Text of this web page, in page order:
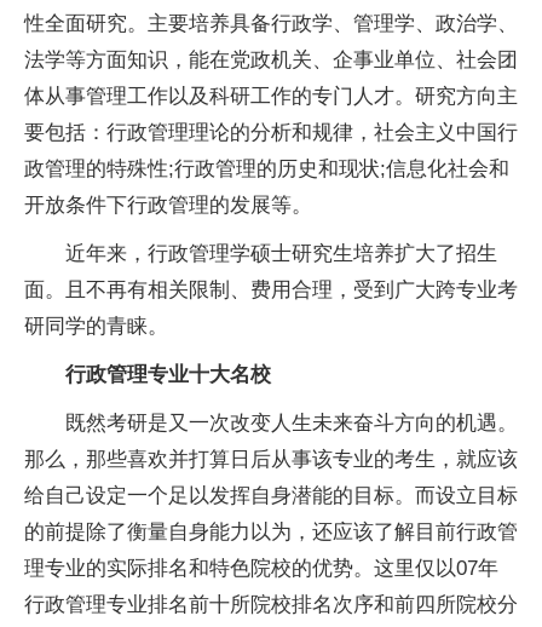
性全面研究。主要培养具备行政学、管理学、政治学、
法学等方面知识，能在党政机关、企事业单位、社会团
体从事管理工作以及科研工作的专门人才。研究方向主
要包括：行政管理理论的分析和规律， 社会主义 中国行
政管理的特殊性;行政管理的历史和现状;信息化社会和
开放条件下行政管理的发展等。
近年来，行政管理学硕士研究生培养扩大了招生
面。且不再有相关限制、费用合理，受到广大跨专业考
研同学的青睐。
行政管理专业十大名校
既然考研是又一次改变人生未来奋斗方向的机遇。
那么，那些喜欢并打算日后从事该专业的考生，就应该
给自己设定一个足以发挥自身潜能的目标。而设立目标
的前提除了衡量自身能力以为，还应该了解目前行政管
理专业的实际排名和特色院校的优势。这里仅以07年
行政管理专业排名前十所院校排名次序和前四所院校分